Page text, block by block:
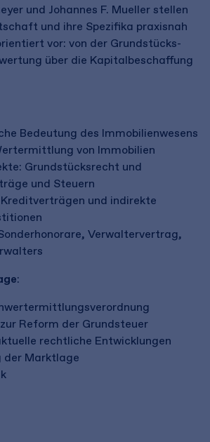
und Johannes F. Mueller stellen
und ihre Spezifika praxisnah
vor: von der Grundstücks-
über die Kapitalbeschaffung
Bedeutung des Immobilienwesens
von Immobilien
Grundstücksrecht und
und Steuern
und indirekte
Verwaltervertrag,
:
Reform der Grundsteuer
rechtliche Entwicklungen
der Marktlage